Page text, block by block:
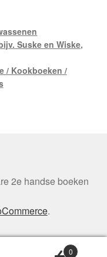
Suske en Wiske,
/ Kookboeken /
2e handse boeken
.
0